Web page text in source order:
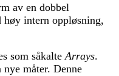
av en dobbel
intern oppløsning,
som såkalteArrays.
måter. Denne